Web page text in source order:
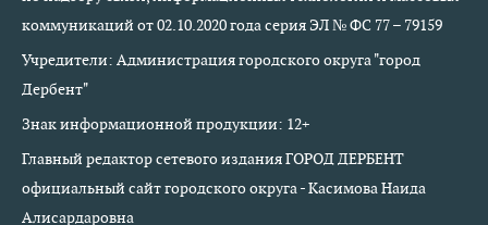
коммуникаций от 02.10.2020 года серия ЭЛ № ФС 77 – 79159
Учредители: Администрация городского округа "город
Дербент"
Знак информационной продукции: 12+
Главный редактор сетевого издания ГОРОД ДЕРБЕНТ
официальный сайт городского округа - Касимова Наида
Алисардаровна